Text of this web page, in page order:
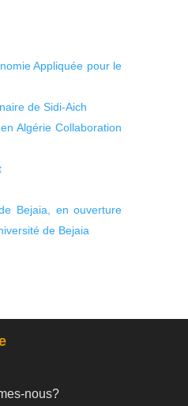
Appliquée pour le
de Sidi-Aich
Algérie Collaboration
Bejaia, en ouverture
de Bejaia
nous?